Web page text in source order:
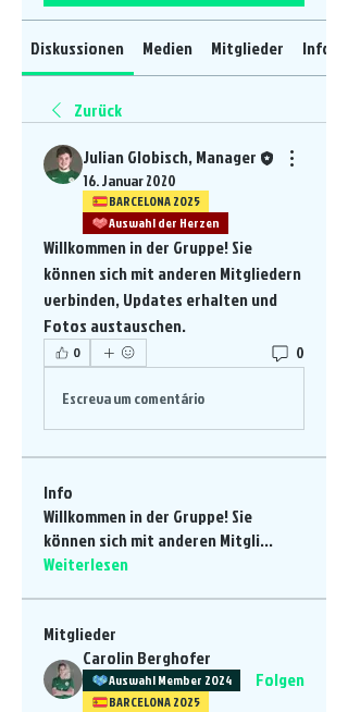
Diskussionen Medien Mitglieder Info
Zurück
Julian Globisch, Manager
16. Januar 2020
BARCELONA 2025
Auswahl der Herzen
Willkommen in der Gruppe! Sie
können sich mit anderen Mitgliedern
verbinden, Updates erhalten und
Fotos austauschen.
0 0
Escreva um comentário
Info
Willkommen in der Gruppe! Sie
können sich mit anderen Mitgli...
Weiterlesen
Mitglieder
Carolin Berghofer
Auswahl Member 2024
BARCELONA 2025
Folgen